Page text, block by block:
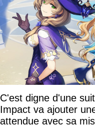
C'est digne d'une
Impact va ajouter
attendue avec sa